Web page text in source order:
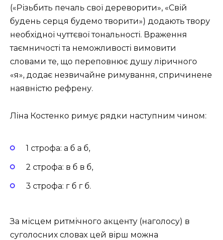
(«Різьбить печаль свої дереворити», «Свій
будень серця будемо творити») додають твору
необхідної чуттєвої тональності. Враження
таємничості та неможливості вимовити
словами те, що переповнює душу ліричного
«я», додає незвичайне римування, спричинене
наявністю рефрену.
Ліна Костенко римує рядки наступним чином:
1 строфа: а б а б,
2 строфа: в б в б,
3 строфа: г б г б.
За місцем ритмічного акценту (наголосу) в
суголосних словах цей вірш можна